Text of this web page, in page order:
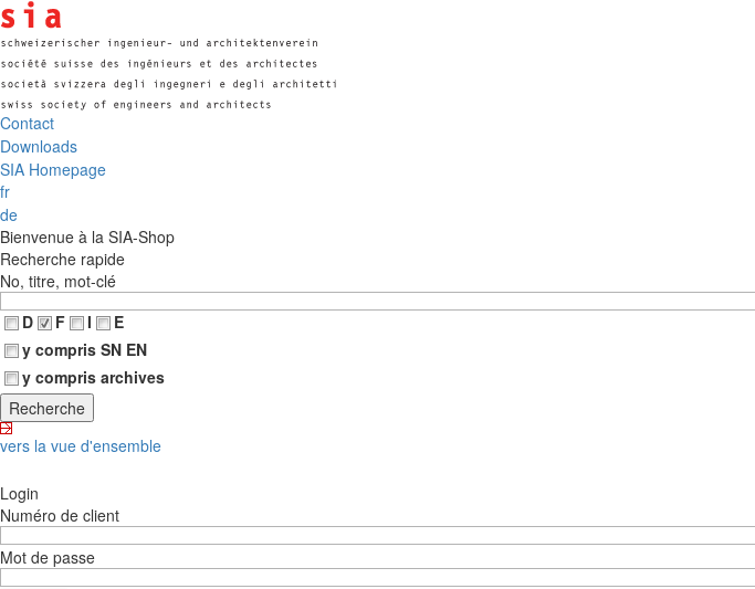
Contact
Downloads
SIA Homepage
fr
de
Bienvenue à la SIA-Shop
Recherche rapide
No, titre, mot-clé
D
F I
E
y compris SN EN
y compris archives
vers la vue d'ensemble
Login
Numéro de client
Mot de passe